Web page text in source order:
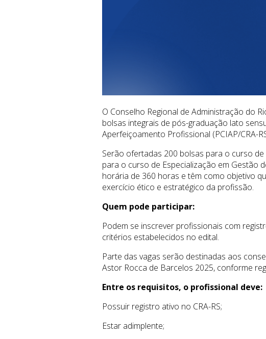
O Conselho Regional de Administração do
bolsas integrais de pós-graduação lato
Aperfeiçoamento Profissional (PCIAP/CRA-
Serão ofertadas 200 bolsas para o curso
para o curso de Especialização em Gestão
horária de 360 horas e têm como objetivo
exercício ético e estratégico da profissão.
Quem pode participar:
Podem se inscrever profissionais com
critérios estabelecidos no edital.
Parte das vagas serão destinadas aos
Astor Rocca de Barcelos 2025, conforme
Entre os requisitos, o profissional deve:
Possuir registro ativo no CRA-RS;
Estar adimplente;